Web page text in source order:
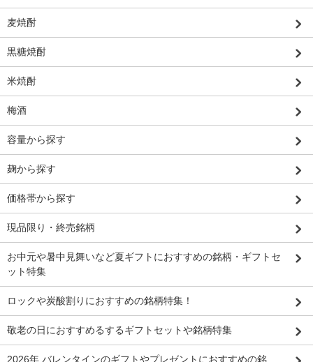
麦焼酎
黒糖焼酎
米焼酎
梅酒
容量から探す
麹から探す
価格帯から探す
現品限り・終売銘柄
お中元や暑中見舞いなど夏ギフトにおすすめの銘柄・ギフトセ
ット特集
ロックや炭酸割りにおすすめの銘柄特集！
敬老の日におすすめるするギフトセットや銘柄特集
2026年 バレンタインのギフトやプレゼントにおすすめの銘